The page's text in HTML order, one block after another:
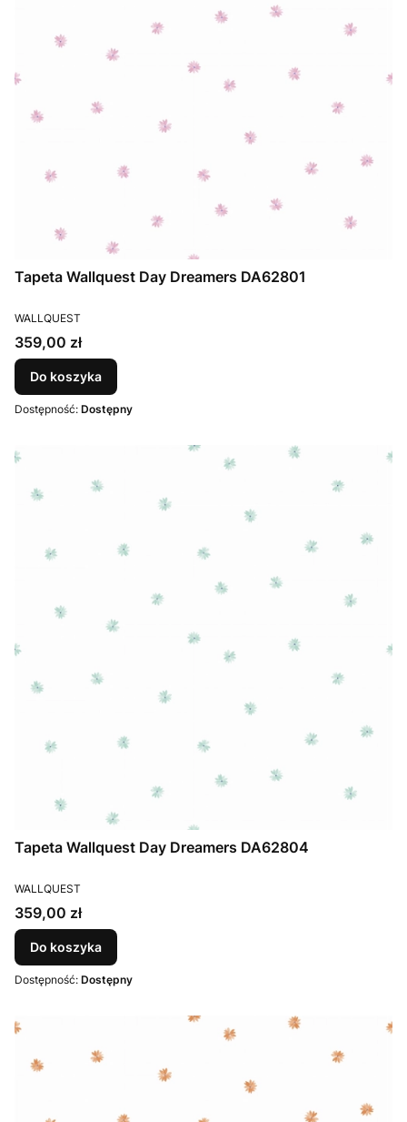
Tapeta Wallquest Day Dreamers DA62801
PRODUCENT
WALLQUEST
Cena
359,00 zł
Do koszyka
Dostępność: Dostępny
Tapeta Wallquest Day Dreamers DA62804
PRODUCENT
WALLQUEST
Cena
359,00 zł
Do koszyka
Dostępność: Dostępny